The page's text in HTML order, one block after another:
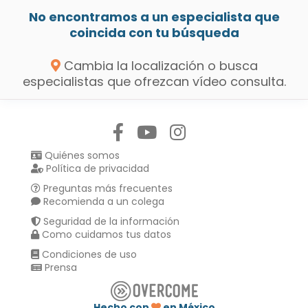
No encontramos a un especialista que
coincida con tu búsqueda
Cambia la localización o busca
especialistas que ofrezcan vídeo consulta.
Quiénes somos
Política de privacidad
Preguntas más frecuentes
Recomienda a un colega
Seguridad de la información
Como cuidamos tus datos
Condiciones de uso
Prensa